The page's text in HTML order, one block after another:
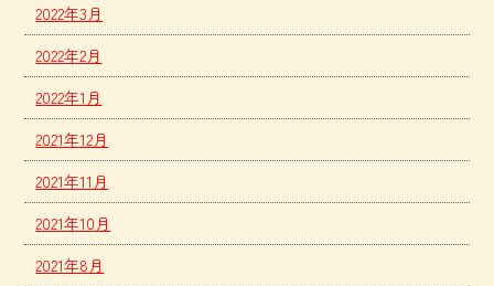
2022年3月
2022年2月
2022年1月
2021年12月
2021年11月
2021年10月
2021年8月